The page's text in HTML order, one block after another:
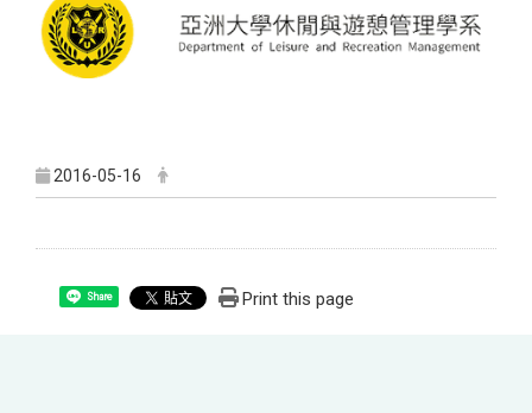
2016-05-16
Share Print this page